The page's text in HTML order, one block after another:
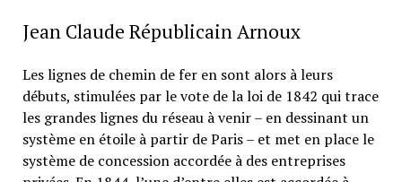
Jean Claude Républicain Arnoux
Les lignes de chemin de fer en sont alors à leurs
débuts, stimulées par le vote de la loi de 1842 qui trace
les grandes lignes du réseau à venir – en dessinant un
système en étoile à partir de Paris – et met en place le
système de concession accordée à des entreprises